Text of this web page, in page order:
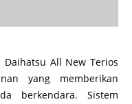
All New Terios
yang memberikan
berkendara. Sistem